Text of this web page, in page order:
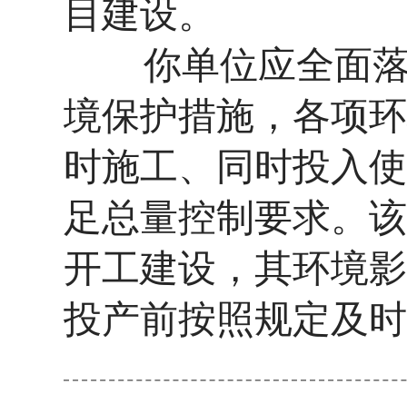
目建设。
你单位应全面落
境保护措施，各项
时施工、同时投入
足总量控制要求。
开工建设，其环境
投产前按照规定及